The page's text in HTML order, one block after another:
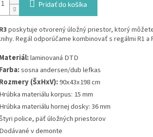
Pridať do košíka
poskytuje otvorený úložný priestor, ktorý
Regál odporúčame kombinovať s regálmi R1 a
Materiál:laminovaná DTD
Farba:sosna andersen/dub lefkas
Rozmery (ŠxHxV):90x43x198 cm
Hrúbka materiálu korpus: 15 mm
Hrúbka materiálu hornej dosky: 36 mm
police, päť úložných priestorov
Dodávané v demonte